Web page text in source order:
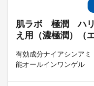
肌ラボ 極潤 ハ
え用（濃極潤）（
有効成分ナイアシンア
能オールインワンゲル